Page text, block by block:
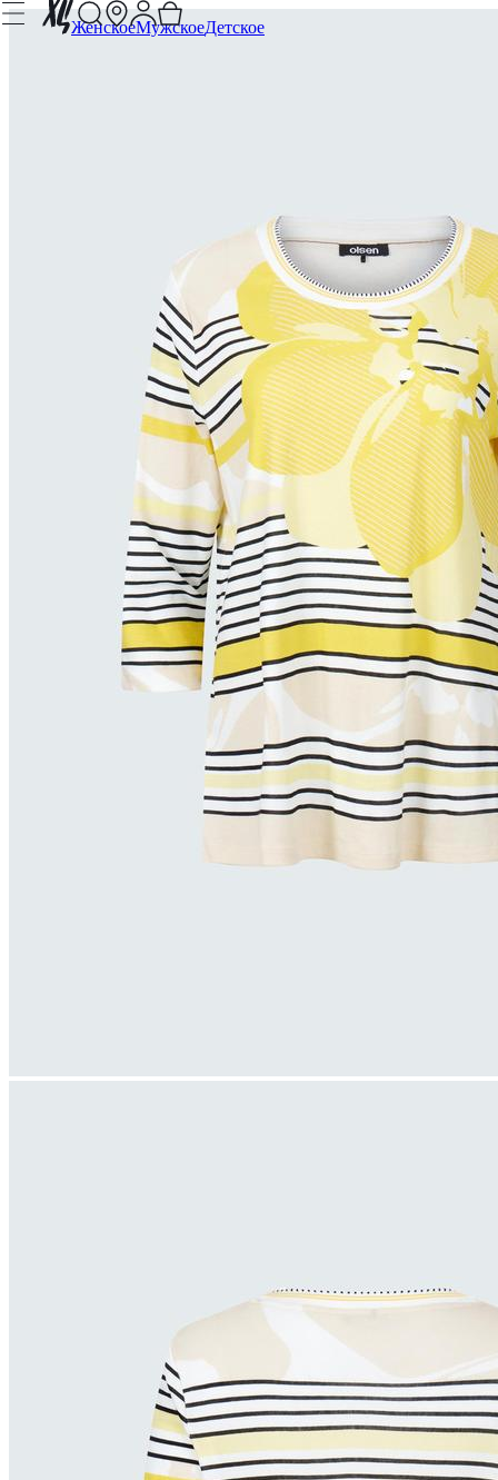
ЖенскоеМужскоеДетское